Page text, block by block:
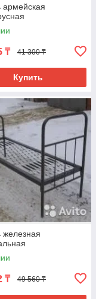
армейская
₸ 41 300 ₸
Купить
железная
₸ 49 560 ₸